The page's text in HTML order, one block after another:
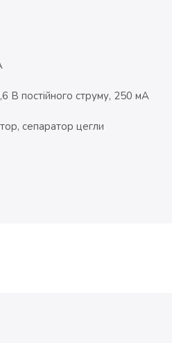
В постійного струму, 250 мА
сепаратор цегли